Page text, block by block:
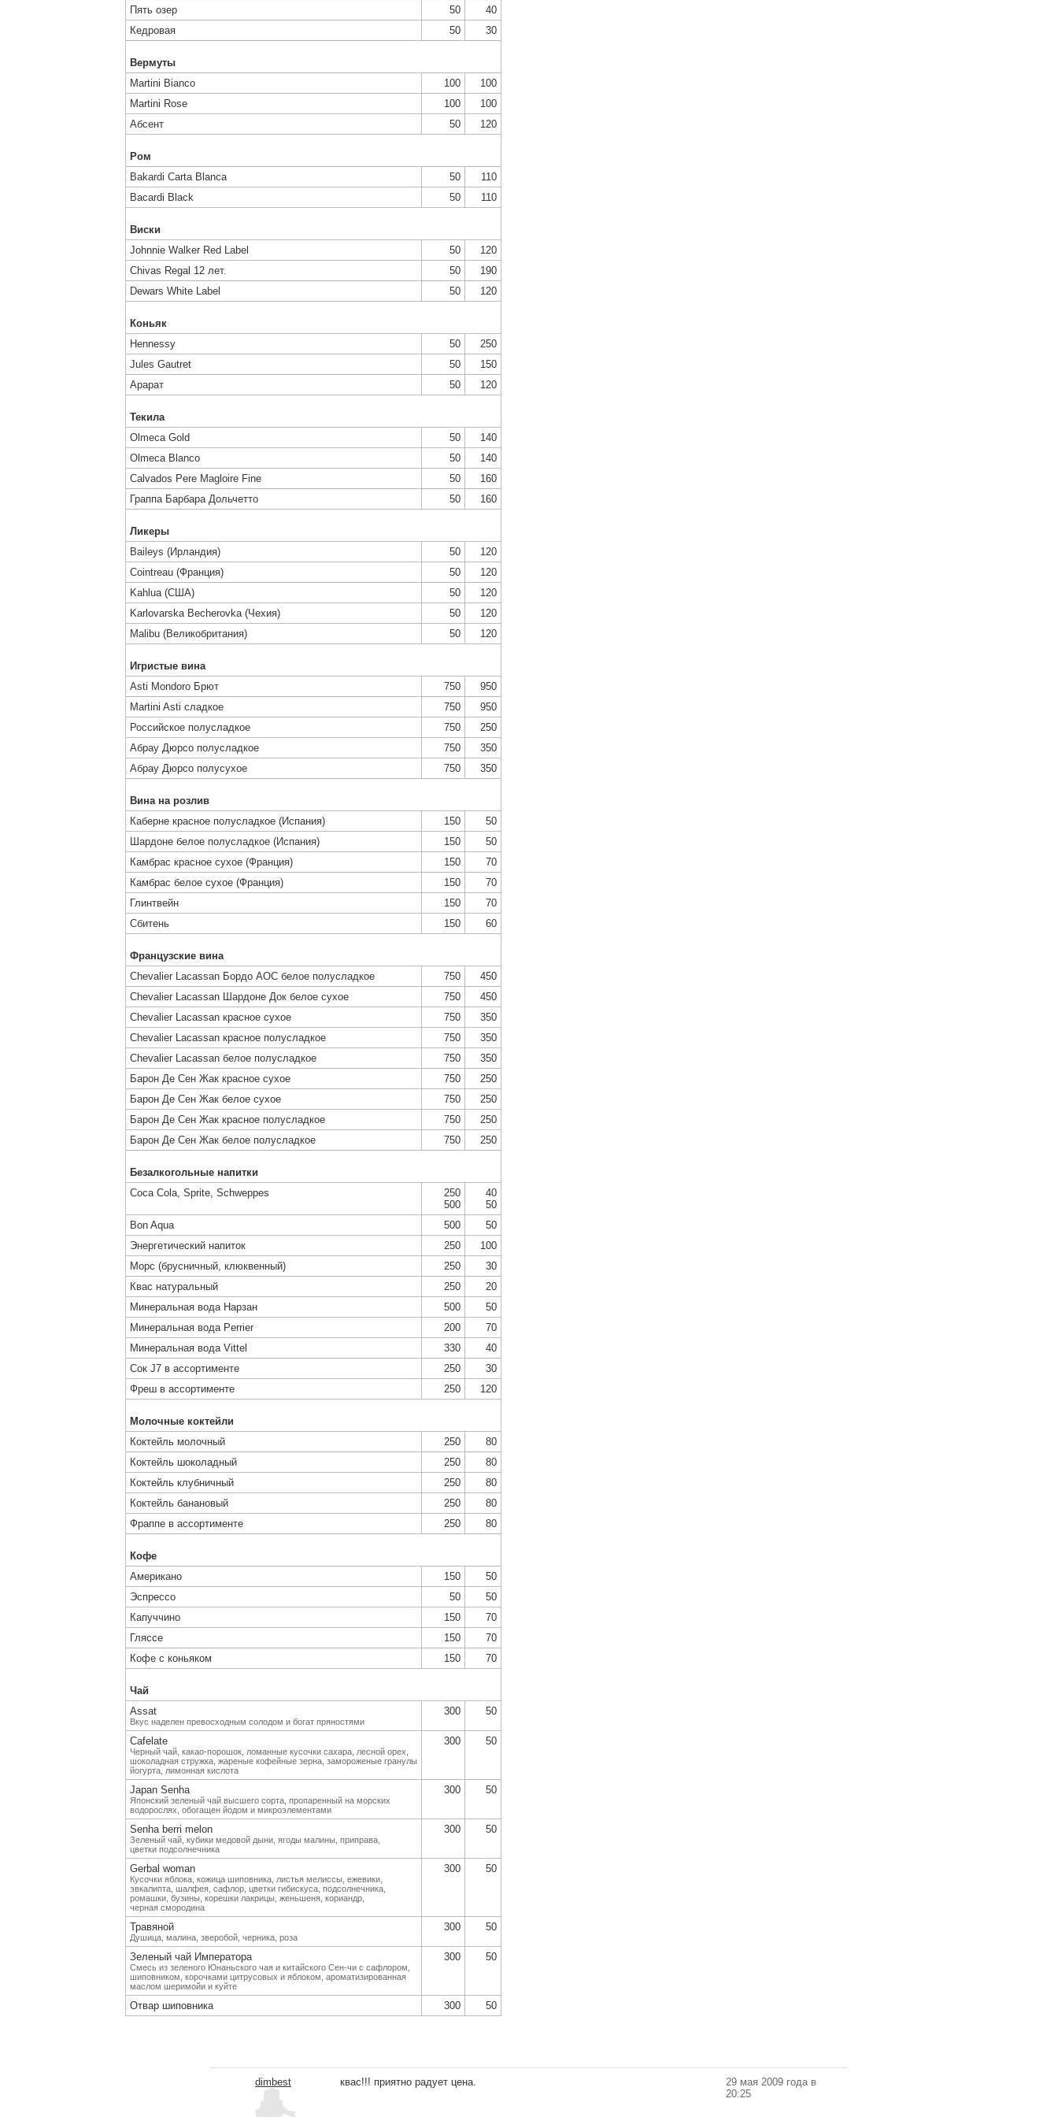
Пять озер
50
40
Кедровая
50 30
Вермуты
Martini Bianco
100
100
Martini Rose
100
100
Абсент
50 120
Ром
Bakardi Carta Blanca
50
110
Bacardi Black
50 110
Виски
Johnnie Walker Red Label
50
120
Chivas Regal 12 лет.
50
190
Dewars White Label
50 120
Коньяк
Hennessy
50
250
Jules Gautret
50
150
Арарат
50 120
Текила
Olmeca Gold
50
140
Olmeca Blanco
50
140
Calvados Pere ​Magloire Fine
50
160
Граппа Барбара Дольчетто
50 160
Ликеры
Baileys (Ирландия)
50
120
Cointreau (Франция)
50
120
Kahlua (США)
50
120
Karlovarska Becherovka (Чехия)
50
120
Malibu (Великобритания)
50 120
Игристые вина
Asti Mondoro Брют
750
950
Martini Asti сладкое
750
950
Российское полусладкое
750
250
Абрау Дюрсо полусладкое
750
350
Абрау Дюрсо полусухое
750 350
Вина на розлив
Каберне красное полусладкое (Испания)
150
50
Шардоне белое полусладкое (Испания)
150
50
Камбрас красное сухое (Франция)
150
70
Камбрас белое сухое (Франция)
150
70
Глинтвейн
150
70
Сбитень
150 60
Французские вина
Chevalier Lacassan Бордо АОС белое полусладкое
750
450
Chevalier Lacassan Шардоне Док белое сухое
750
450
Chevalier Lacassan красное сухое
750
350
Chevalier Lacassan красное полусладкое
750
350
Chevalier Lacassan белое полусладкое
750
350
Барон Де Сен Жак красное сухое
750
250
Барон Де Сен Жак белое сухое
750
250
Барон Де Сен Жак красное полусладкое
750
250
Барон Де Сен Жак белое полусладкое
750 250
Безалкогольные напитки
Coca Cola, Sprite, Schweppes
250
500
40
50
Bon Aqua
500
50
Энергетический напиток
250
100
Морс (брусничный, клюквенный)
250
30
Квас натуральный
250
20
Минеральная вода Нарзан
500
50
Минеральная вода Perrier
200
70
Минеральная вода Vittel
330
40
Сок J7 в ассортименте
250
30
Фреш в ассортименте
250 120
Молочные коктейли
Коктейль молочный
250
80
Коктейль шоколадный
250
80
Коктейль клубничный
250
80
Коктейль банановый
250
80
Фраппе в ассортименте
250 80
Кофе
Американо
150
50
Эспрессо
50
50
Капуччино
150
70
Гляссе
150
70
Кофе с коньяком
150 70
Чай
Assat
Вкус наделен превосходным солодом и богат пряностями
300 50
Cafelate
Черный чай, какао-порошок, ломанные кусочки сахара, лесной орех,
шоколадная стружка, жареные кофейные зерна, замороженые гранулы
йогурта, лимонная кислота
300 50
Japan Senha
Японский зеленый чай высшего сорта, пропаренный на морских
водорослях, обогащен йодом и микроэлементами
300 50
Senha berri melon
Зеленый чай, кубики медовой дыни, ягоды малины, приправа,
цветки подсолнечника
300 50
Gerbal woman
Кусочки яблока, кожица шиповника, листья мелиссы, ежевики,
эвкалипта, шалфея, сафлор, цветки гибискуса, подсолнечника,
ромашки, бузины, корешки лакрицы, женьшеня, кориандр,
черная смородина
300 50
Травяной
Душица, малина, зверобой, черника, роза
300 50
Зеленый чай Императора
Смесь из зеленого Юнаньского чая и китайского Сен-чи с сафлором,
шиповником, корочками цитрусовых и яблоком, ароматизированная
маслом шеримойи и куйте
300 50
Отвар шиповника 300 50
dimbest квас!!! приятно радует цена.
29 мая 2009 года в
20:25